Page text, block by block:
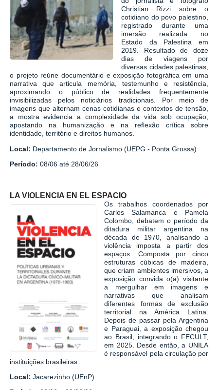
Christian Rizzi sobre o
cotidiano do povo palestino,
registrado durante uma
imersão realizada no
Estado da Palestina em
2019. Resultado de doze
dias de viagens por
diversas cidades palestinas,
o projeto reúne documentário e exposição fotográfica em uma
narrativa que articula memória, testemunho e resistência,
aproximando o público de realidades frequentemente
invisibilizadas pelos noticiários tradicionais. Por meio de
imagens que alternam cenas cotidianas e contextos de tensão,
a mostra evidencia a complexidade da vida sob ocupação,
apostando na humanização e na reflexão crítica sobre
identidade, território e direitos humanos.
Local: Departamento de Jornalismo (UEPG - Ponta Grossa)
Período: 08/06 até 28/06/26
LA VIOLENCIA EN EL ESPACIO
Os trabalhos coordenados por
Carlos Salamanca e Pamela
Colombo, debatem o período da
ditadura militar argentina na
década de 1970, analisando a
violência imposta a partir dos
espaços. Composta por cinco
estruturas cúbicas de madeira,
que criam ambientes imersivos, a
exposição convida o(a) visitante
a mergulhar em imagens e
narrativas que analisam
diferentes formas de exclusão
territorial na América Latina.
Depois de passar pela Argentina
e Paraguai, a exposição chegou
ao Brasil, integrando o FECULT,
em 2025. Desde então, a UNILA
é responsável pela circulação por
instituições brasileiras.
Local: Jacarezinho (UEnP)